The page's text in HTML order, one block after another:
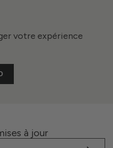
votre expérience
à jour